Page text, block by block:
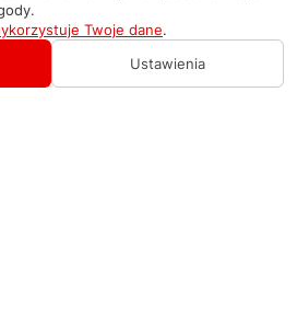
Twoje dane.
Ustawienia